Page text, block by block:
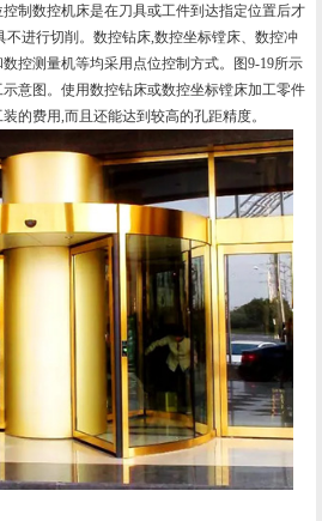
制数控机床是在刀具或工件到达指定位置后才
进行切削。数控钻床,数控坐标镗床、数控冲
控测量机等均采用点位控制方式。图9-19所示
意图。使用数控钻床或数控坐标镗床加工零件
的费用,而且还能达到较高的孔距精度。